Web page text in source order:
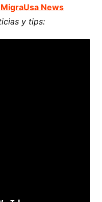
MigraUsa News
y tips: